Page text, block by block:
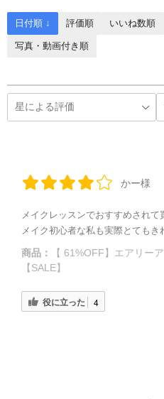
日付順 ↓ 評価順 いいね数順
写真・動画付き順
かー様
メイクレッスンでおすすめされて
メイク初心者な私も実際とても
商品：
【 61%OFF】エアリー
【SALE】
役に立った 4